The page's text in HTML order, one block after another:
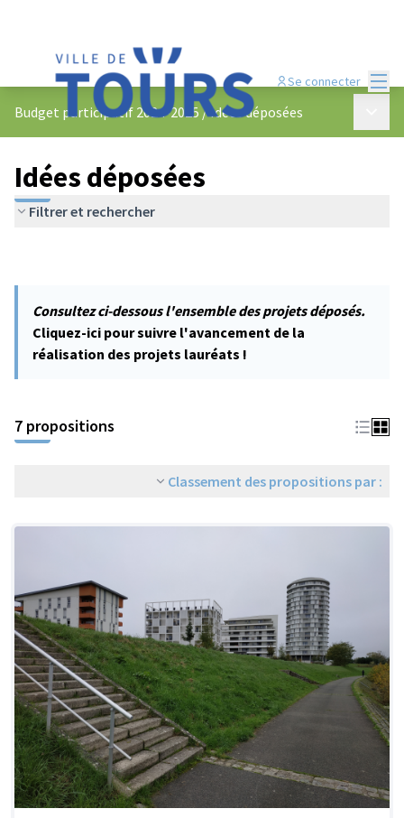
Se connecter
Budget participatif 2024-2025 /Idées déposées
Idées déposées
Filtrer et rechercher
Consultez ci-dessous l'ensemble des projets déposés.
Cliquez-ici pour suivre l'avancement de la
réalisation des projets lauréats !
7 propositions
Classement des propositions par :